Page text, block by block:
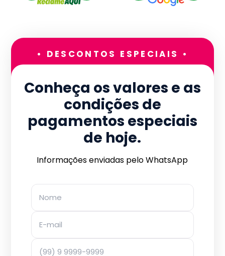
• DESCONTOS ESPECIAIS •
Conheça os valores e as
condições de
pagamentos especiais
de hoje.
Informações enviadas pelo WhatsApp